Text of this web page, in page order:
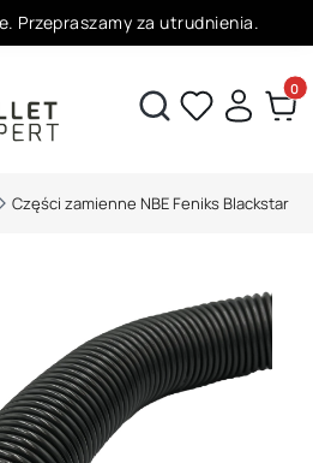
Przepraszamy za utrudnienia.
Otwórz wyszukiwarkę
Części zamienne NBE Feniks Blackstar